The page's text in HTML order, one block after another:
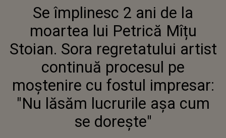
MOARTEA LUI PETRICĂ MÎȚU
STOIAN. SORA REGRETATULUI
ARTIST CONTINUĂ PROCESUL
PE MOȘTENIRE CU FOSTUL
IMPRESAR: "NU LĂSĂM
LUCRURILE AȘA CUM SE
DOREȘTE"
Se împlinesc 2 ani de la
moartea lui Petrică Mîțu
Stoian. Sora regretatului artist
continuă procesul pe
moștenire cu fostul impresar:
"Nu lăsăm lucrurile așa cum
se dorește"